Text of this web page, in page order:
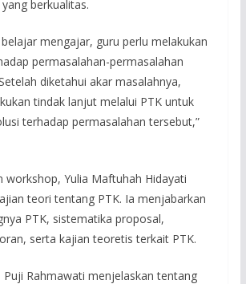
berkualitas.
mengajar, guru perlu melakukan
permasalahan-permasalahan
diketahui akar masalahnya,
tindak lanjut melalui PTK untuk
terhadap permasalahan tersebut,”
workshop, Yulia Maftuhah Hidayati
teori tentang PTK. Ia menjabarkan
PTK, sistematika proposal,
serta kajian teoretis terkait PTK.
Puji Rahmawati menjelaskan tentang